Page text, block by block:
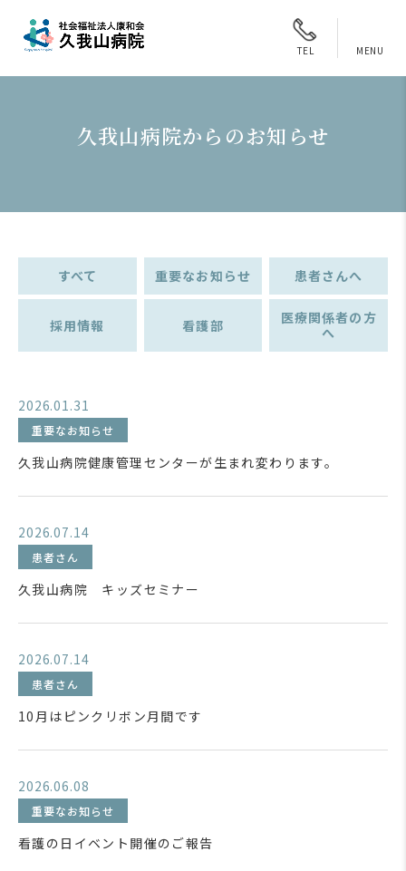
TEL MENU
久我山病院からのお知らせ
すべて 重要なお知らせ 患者さんへ
採用情報 看護部
医療関係者の方
へ
2026.01.31
重要なお知らせ
久我山病院健康管理センターが生まれ変わります。
2026.07.14
患者さん
久我山病院 キッズセミナー
2026.07.14
患者さん
10月はピンクリボン月間です
2026.06.08
重要なお知らせ
看護の日イベント開催のご報告